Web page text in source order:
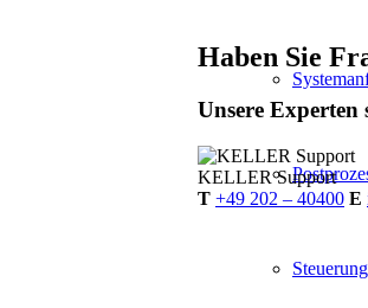
Haben Sie
Unsere
KELLER Support
T +49 202 – 40400 E